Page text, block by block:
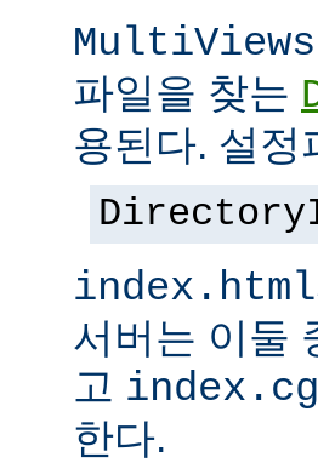
MultiViews
파일을 찾는
용된다. 설정
index.html
서버는 이둘
고
한다.